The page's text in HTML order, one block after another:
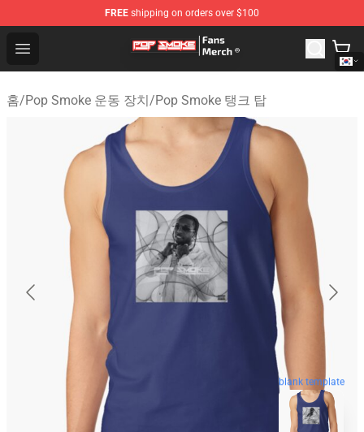
FREE shipping on orders over $100
Open menu
Pop Smoke Store - Official Pop Smoke Merchandise
홈/Pop Smoke 운동 장치/Pop Smoke 탱크 탑
blank template